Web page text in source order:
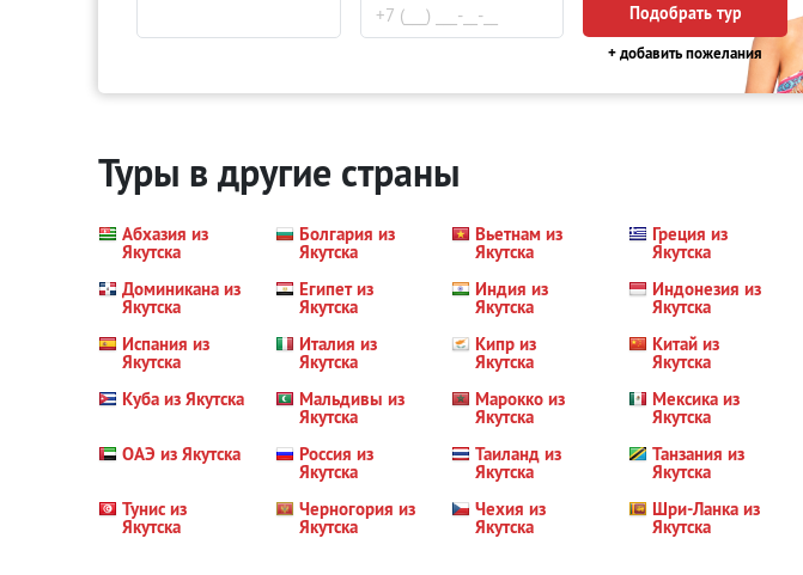
Подобрать тур
+ добавить пожелания
Туры в другие страны
Абхазия из
Якутска
Болгария из
Якутска
Вьетнам из
Якутска
Греция из
Якутска
Доминикана из
Якутска
Египет из
Якутска
Индия из
Якутска
Индонезия из
Якутска
Испания из
Якутска
Италия из
Якутска
Кипр из
Якутска
Китай из
Якутска
Куба из Якутска
Мальдивы из
Якутска
Марокко из
Якутска
Мексика из
Якутска
ОАЭ из Якутска
Россия из
Якутска
Таиланд из
Якутска
Танзания из
Якутска
Тунис из
Якутска
Черногория из
Якутска
Чехия из
Якутска
Шри-Ланка из
Якутска